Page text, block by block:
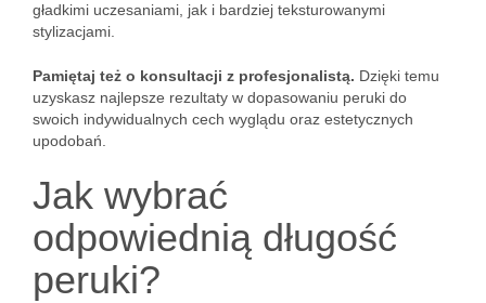
gładkimi uczesaniami, jak i bardziej teksturowanymi
stylizacjami.
Pamiętaj też o konsultacji z profesjonalistą. Dzięki temu
uzyskasz najlepsze rezultaty w dopasowaniu peruki do
swoich indywidualnych cech wyglądu oraz estetycznych
upodobań.
Jak wybrać
odpowiednią długość
peruki?